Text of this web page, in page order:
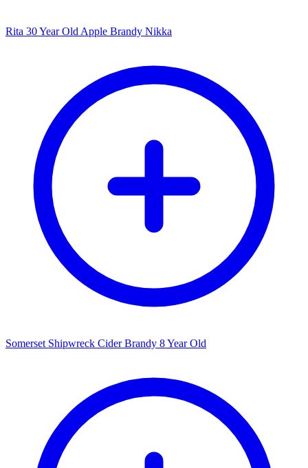
Rita 30 Year Old Apple Brandy Nikka
Somerset Shipwreck Cider Brandy 8 Year Old